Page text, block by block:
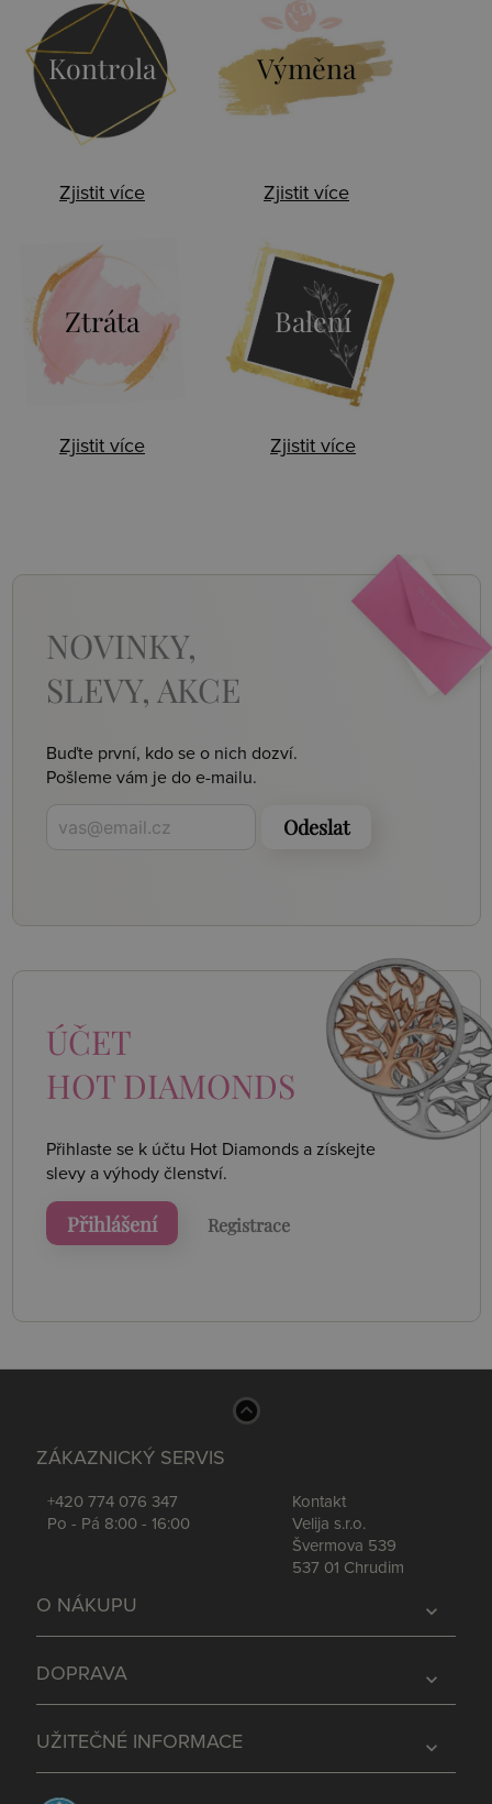
Kontrola
Zjistit více
Výměna
Zjistit více
Ztráta
Zjistit více
Balení
Zjistit více
NOVINKY,
SLEVY, AKCE
Buďte první, kdo se o nich dozví.
Pošleme vám je do e-mailu.
Odeslat
ÚČET
HOT DIAMONDS
Přihlaste se k účtu Hot Diamonds a získejte
slevy a výhody členství.
Přihlášení Registrace
ZÁKAZNICKÝ SERVIS
+420 774 076 347
Po - Pá 8:00 - 16:00
Kontakt
Velija s.r.o.
Švermova 539
537 01 Chrudim
expand_more
O NÁKUPU
expand_more
DOPRAVA
expand_more
UŽITEČNÉ INFORMACE